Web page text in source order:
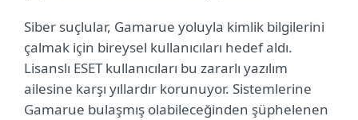
Siber suçlular, Gamarue yoluyla kimlik bilgilerini
çalmak için bireysel kullanıcıları hedef aldı.
Lisanslı ESET kullanıcıları bu zararlı yazılım
ailesine karşı yıllardır korunuyor. Sistemlerine
Gamarue bulaşmış olabileceğinden şüphelenen